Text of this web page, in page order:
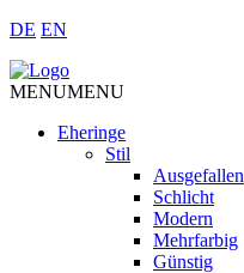
DE EN
MENUMENU
Eheringe
Stil
Ausgefallen
Schlicht
Modern
Mehrfarbig
Günstig